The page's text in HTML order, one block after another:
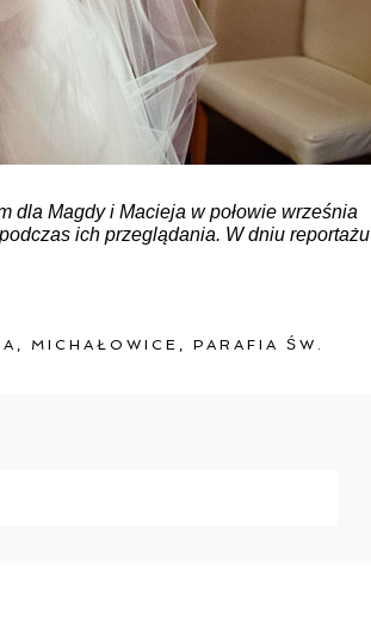
dla Magdy i Macieja w połowie września
ich przeglądania. W dniu reportażu
, MICHAŁOWICE , PARAFIA ŚW.